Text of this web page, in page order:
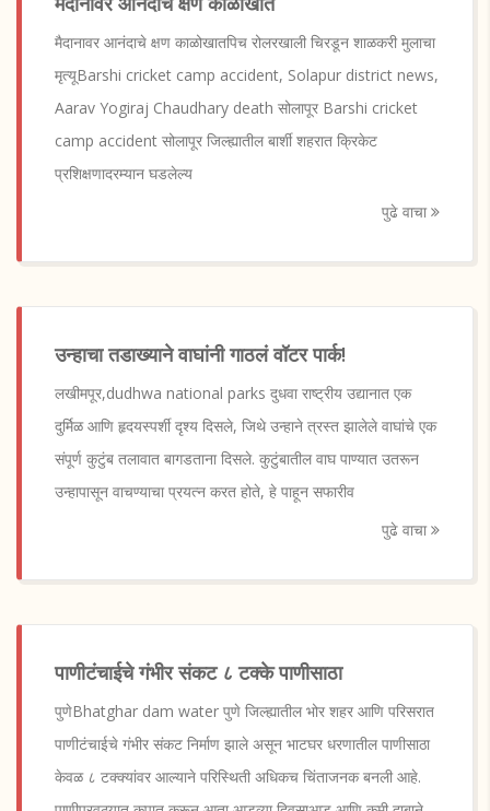
मैदानावर आनंदाचे क्षण काळोखातपिच रोलरखाली चिरडून शाळकरी मुलाचा
मृत्यूBarshi cricket camp accident, Solapur district news,
Aarav Yogiraj Chaudhary death सोलापूर Barshi cricket
camp accident सोलापूर जिल्ह्यातील बार्शी शहरात क्रिकेट
प्रशिक्षणादरम्यान घडलेल्य
पुढे वाचा
उन्हाचा तडाख्याने वाघांनी गाठलं वॉटर पार्क!
लखीमपूर,dudhwa national parks दुधवा राष्ट्रीय उद्यानात एक
दुर्मिळ आणि हृदयस्पर्शी दृश्य दिसले, जिथे उन्हाने त्रस्त झालेले वाघांचे एक
संपूर्ण कुटुंब तलावात बागडताना दिसले. कुटुंबातील वाघ पाण्यात उतरून
उन्हापासून वाचण्याचा प्रयत्न करत होते, हे पाहून सफारीव
पुढे वाचा
पाणीटंचाईचे गंभीर संकट ८ टक्के पाणीसाठा
पुणेBhatghar dam water पुणे जिल्ह्यातील भोर शहर आणि परिसरात
पाणीटंचाईचे गंभीर संकट निर्माण झाले असून भाटघर धरणातील पाणीसाठा
केवळ ८ टक्क्यांवर आल्याने परिस्थिती अधिकच चिंताजनक बनली आहे.